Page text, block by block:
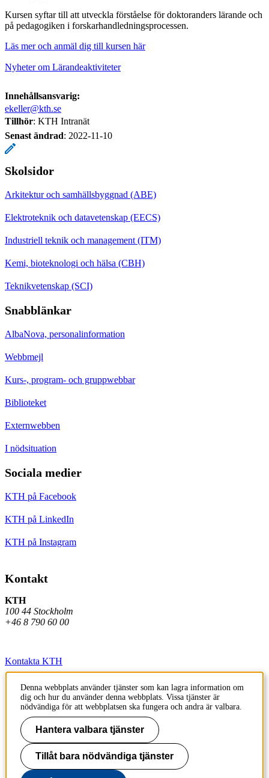
Kursen syftar till att utveckla förståelse för doktoranders lärande och
på pedagogiken i forskarhandledningsprocessen.
Läs mer och anmäl dig till kursen här
Nyheter om Lärandeaktiviteter
Innehållsansvarig:
ekeller@kth.se
Tillhör: KTH Intranät
Senast ändrad: 2022-11-10
Skolsidor
Arkitektur och samhällsbyggnad (ABE)
Elektroteknik och datavetenskap (EECS)
Industriell teknik och management (ITM)
Kemi, bioteknologi och hälsa (CBH)
Teknikvetenskap (SCI)
Snabblänkar
AlbaNova, personalinformation
Webbmejl
Kurs-, program- och gruppwebbar
Biblioteket
Externwebben
I nödsituation
Sociala medier
KTH på Facebook
KTH på LinkedIn
KTH på Instagram
Kontakt
KTH
100 44 Stockholm
+46 8 790 60 00
Kontakta KTH
Jobba på KTH
Press och media
Faktura och betalning KTH
Om KTH:s webbplatser
Tillgänglighetsredogörelse
Denna webbplats använder tjänster som kan lagra information om
dig och hur du använder denna webbplats. Vissa tjänster är
nödvändiga för att webbplatsen ska fungera och andra är valbara.
Hantera valbara tjänster
Tillåt bara nödvändiga tjänster